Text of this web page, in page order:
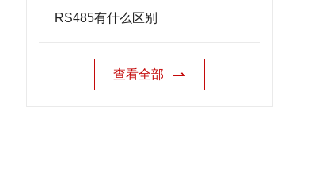
RS485有什么区别
查看全部